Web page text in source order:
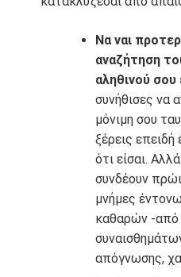
Να ναι
αναζήτηση
αληθινού σου
συνήθισες να
μόνιμη σου
ξέρεις
ότι είσαι.
συνδέουν
μνήμες
καθαρών -από
απόγνωσης,